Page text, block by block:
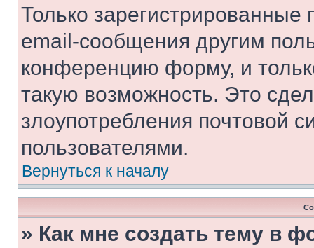
Только зарегистрированные
email-сообщения другим
конференцию форму, и
такую возможность. Это
злоупотребления почтовой
пользователями.
Вернуться к началу
» Как мне создать тему в